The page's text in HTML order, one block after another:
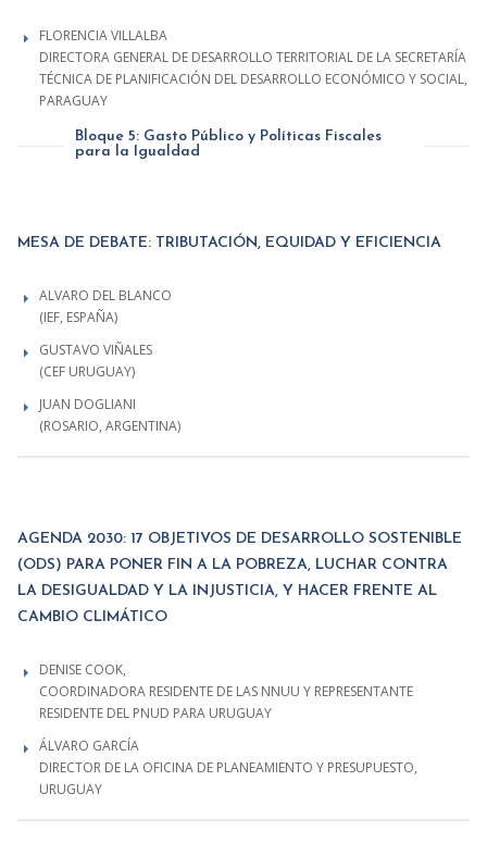
FLORENCIA VILLALBA
DIRECTORA GENERAL DE DESARROLLO TERRITORIAL DE LA SECRETARÍA
TÉCNICA DE PLANIFICACIÓN DEL DESARROLLO ECONÓMICO Y SOCIAL,
PARAGUAY
Bloque 5: Gasto Público y Políticas Fiscales
para la Igualdad
MESA DE DEBATE: TRIBUTACIÓN, EQUIDAD Y EFICIENCIA
ALVARO DEL BLANCO
(IEF, ESPAÑA)
GUSTAVO VIÑALES
(CEF URUGUAY)
JUAN DOGLIANI
(ROSARIO, ARGENTINA)
AGENDA 2030: 17 OBJETIVOS DE DESARROLLO SOSTENIBLE
(ODS) PARA PONER FIN A LA POBREZA, LUCHAR CONTRA
LA DESIGUALDAD Y LA INJUSTICIA, Y HACER FRENTE AL
CAMBIO CLIMÁTICO
DENISE COOK,
COORDINADORA RESIDENTE DE LAS NNUU Y REPRESENTANTE
RESIDENTE DEL PNUD PARA URUGUAY
ÁLVARO GARCÍA
DIRECTOR DE LA OFICINA DE PLANEAMIENTO Y PRESUPUESTO,
URUGUAY